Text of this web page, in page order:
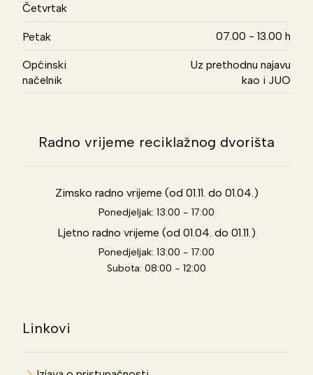
Četvrtak
Petak 07.00 - 13.00 h
Općinski
načelnik
Uz prethodnu najavu
kao i JUO
Radno vrijeme reciklažnog dvorišta
Zimsko radno vrijeme (od 01.11. do 01.04.)
Ponedjeljak: 13:00 - 17:00
Ljetno radno vrijeme (od 01.04. do 01.11.)
Ponedjeljak: 13:00 - 17:00
Subota: 08:00 - 12:00
Linkovi